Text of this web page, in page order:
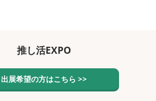
推し活EXPO
出展希望の方はこちら >>